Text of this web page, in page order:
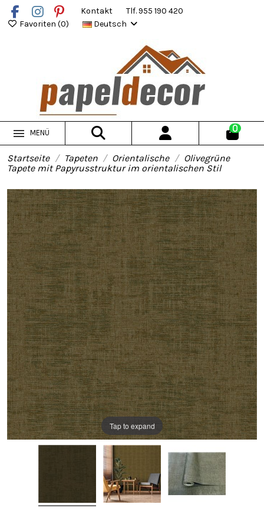
Kontakt
Tlf. 955 190 420
Favoriten (0) Deutsch
MENÜ 0
Startseite Tapeten Orientalische
Olivegrüne
Tapete mit Papyrusstruktur im orientalischen Stil
Tap to expand